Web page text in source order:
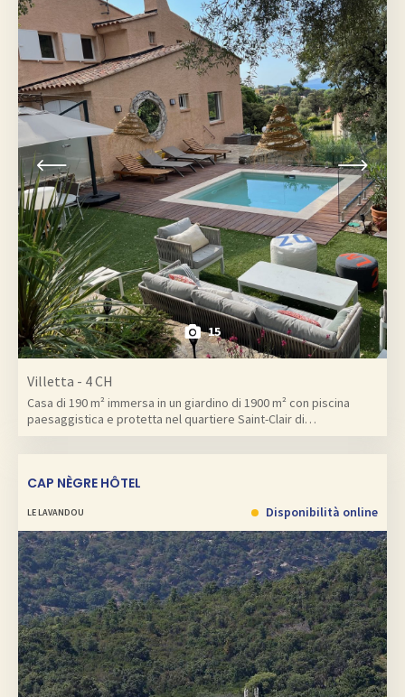
15
Villetta - 4 CH
Casa di 190 m² immersa in un giardino di 1900 m² con piscina
paesaggistica e protetta nel quartiere Saint-Clair di…
CAP NÈGRE HÔTEL
LE LAVANDOU Disponibilità online